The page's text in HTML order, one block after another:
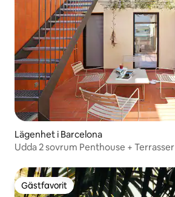
Lägenhet i Barcelona
Udda 2 sovrum Penthouse + Terrasser
Gästfavorit
Gästfavorit